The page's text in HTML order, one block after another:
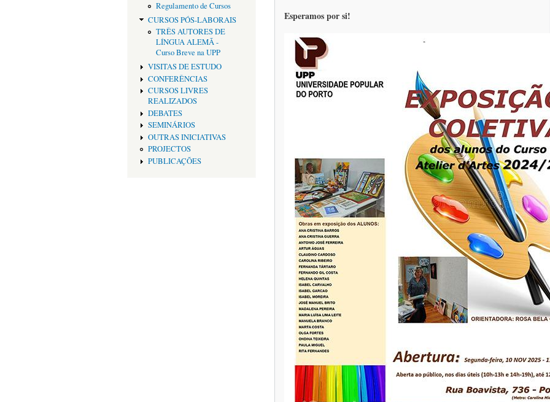
Regulamento de Cursos
CURSOS PÓS-LABORAIS
TRÊS AUTORES DE
LÍNGUA ALEMÃ -
Curso Breve na UPP
VISITAS DE ESTUDO
CONFERÊNCIAS
CURSOS LIVRES
REALIZADOS
DEBATES
SEMINÁRIOS
OUTRAS INICIATIVAS
PROJECTOS
PUBLICAÇÕES
Esperamos por si!